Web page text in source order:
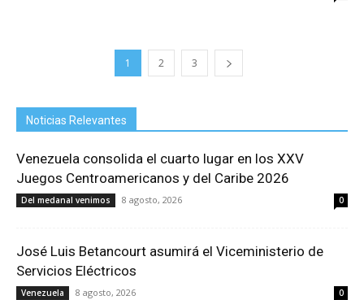
1 2 3
Noticias Relevantes
Venezuela consolida el cuarto lugar en los XXV
Juegos Centroamericanos y del Caribe 2026
Del medanal venimos 8 agosto, 2026 0
José Luis Betancourt asumirá el Viceministerio de
Servicios Eléctricos
Venezuela 8 agosto, 2026 0